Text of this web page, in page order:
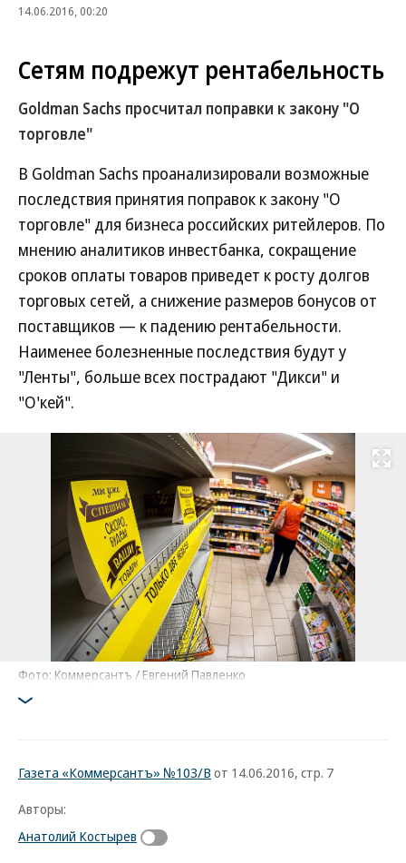
14.06.2016, 00:20
Сетям подрежут рентабельность
Goldman Sachs просчитал поправки к закону "О
торговле"
В Goldman Sachs проанализировали возможные
последствия принятия поправок к закону "О
торговле" для бизнеса российских ритейлеров. По
мнению аналитиков инвестбанка, сокращение
сроков оплаты товаров приведет к росту долгов
торговых сетей, а снижение размеров бонусов от
поставщиков — к падению рентабельности.
Наименее болезненные последствия будут у
"Ленты", больше всех пострадают "Дикси" и
"О'кей".
Развернуть
Фото: Коммерсантъ / Евгений Павленко
Газета «Коммерсантъ» №103/В от 14.06.2016, стр. 7
Авторы:
Анатолий Костырев